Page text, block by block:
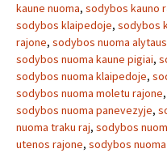
kaune nuoma, sodybos kauno
sodybos klaipedoje, sodybos
rajone, sodybos nuoma
sodybos nuoma kaune pigiai,
sodybos nuoma klaipedoje,
sodybos nuoma moletu rajone,
sodybos nuoma panevezyje,
nuoma traku raj, sodybos
utenos rajone, sodybos